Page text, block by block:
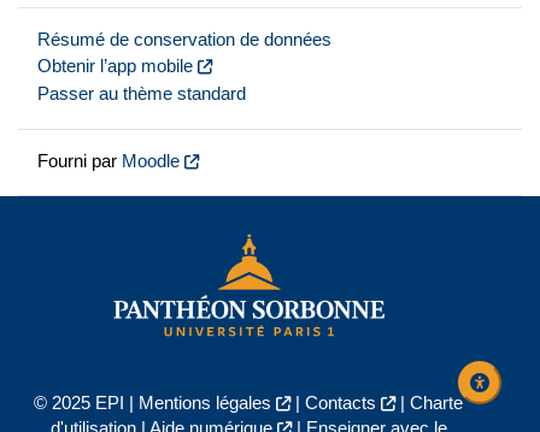
Résumé de conservation de données
Obtenir l’app mobile
Passer au thème standard
Fourni par Moodle
© 2025 EPI | Mentions légales | Contacts | Charte